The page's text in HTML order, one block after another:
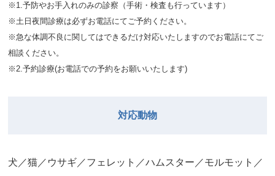
※1.予防やお手入れのみの診察（手術・検査も行っています）
※土日夜間診療は必ずお電話にてご予約ください。
※急な体調不良に関してはできるだけ対応いたしますのでお電話にてご
相談ください。
※2.予約診療(お電話での予約をお願いいたします)
対応動物
⽝／猫／ウサギ／フェレット／ハムスター／モルモット／